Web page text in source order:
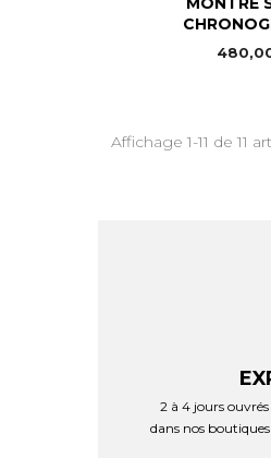
Affichage 1-11 de 11
2 à 4 jours
dans nos